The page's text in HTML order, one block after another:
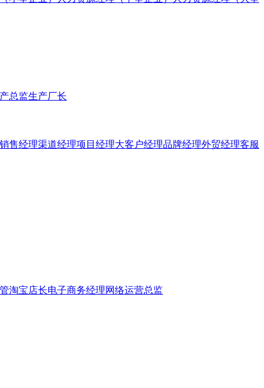
总监生产厂长
销售经理渠道经理项目经理大客户经理品牌经理外贸经理客服
淘宝店长电子商务经理网络运营总监